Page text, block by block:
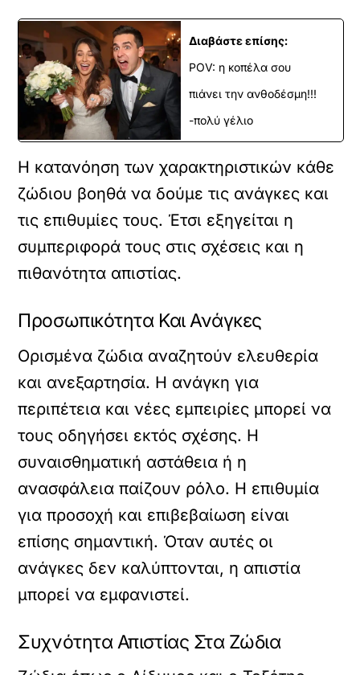
Διαβάστε επίσης:
POV: η κοπέλα σου
πιάνει την ανθοδέσμη!!!
-πολύ γέλιο
Η κατανόηση των χαρακτηριστικών κάθε
ζώδιου βοηθά να δούμε τις ανάγκες και
τις επιθυμίες τους. Έτσι εξηγείται η
συμπεριφορά τους στις σχέσεις και η
πιθανότητα απιστίας.
Προσωπικότητα Και Ανάγκες
Ορισμένα ζώδια αναζητούν ελευθερία
και ανεξαρτησία. Η ανάγκη για
περιπέτεια και νέες εμπειρίες μπορεί να
τους οδηγήσει εκτός σχέσης. Η
συναισθηματική αστάθεια ή η
ανασφάλεια παίζουν ρόλο. Η επιθυμία
για προσοχή και επιβεβαίωση είναι
επίσης σημαντική. Όταν αυτές οι
ανάγκες δεν καλύπτονται, η απιστία
μπορεί να εμφανιστεί.
Συχνότητα Απιστίας Στα Ζώδια